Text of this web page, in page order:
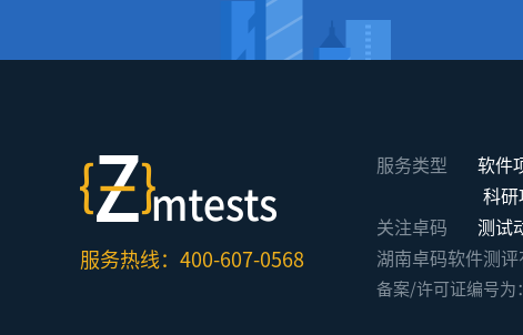
服务热线：400-607-0568
服务类型 软件
科
关注卓码
测试
湖南卓码软件测
备案/许可证编号为：